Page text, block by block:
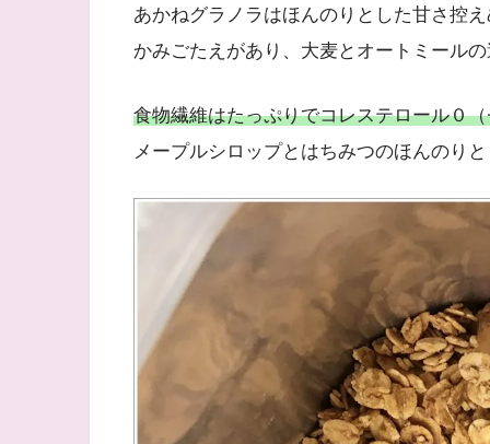
あかねグラノラはほんのりとした甘さ控
かみごたえがあり、大麦とオートミール
食物繊維はたっぷりでコレステロール０
メープルシロップとはちみつのほんのり